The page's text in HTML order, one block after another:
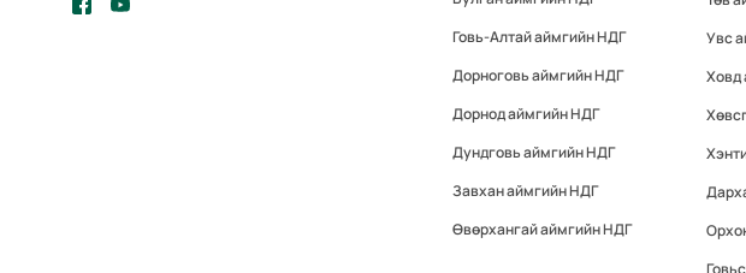
Говь-Алтай аймгийн НДГ
Дорноговь аймгийн НДГ
Дорнод аймгийн НДГ
Дундговь аймгийн НДГ
Завхан аймгийн НДГ
Өвөрхангай аймгийн НДГ
Увс
Ховд